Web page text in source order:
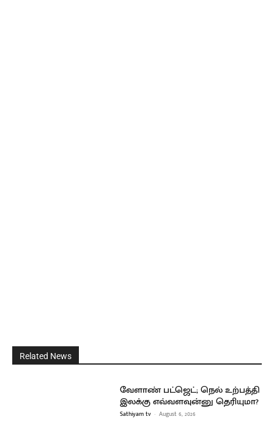
Related News
வேளாண் பட்ஜெட்; நெல் உற்பத்தி
இலக்கு எவ்வளவுன்னு தெரியுமா?
Sathiyam tv - August 6, 2026